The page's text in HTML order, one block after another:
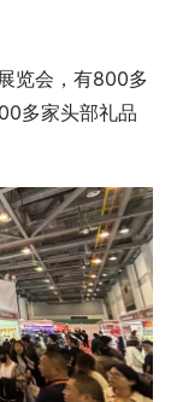
览会，有800多
多家头部礼品